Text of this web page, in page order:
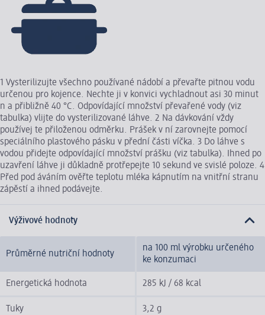
1 Vysterilizujte všechno používané nádobí a převařte pitnou vodu
určenou pro kojence. Nechte ji v konvici vychladnout asi 30 minut
n a přibližně 40 °C. Odpovídající množství převařené vody (viz
tabulka) vlijte do vysterilizované láhve. 2 Na dávkování vždy
používej te přiloženou odměrku. Prášek v ní zarovnejte pomocí
speciálního plastového pásku v přední části víčka. 3 Do láhve s
vodou přidejte odpovídající množství prášku (viz tabulka). Ihned po
uzavření láhve ji důkladně protřepejte 10 sekund ve svislé poloze. 4
Před pod áváním ověřte teplotu mléka kápnutím na vnitřní stranu
zápěstí a ihned podávejte.
Výživové hodnoty
Průměrné nutriční hodnoty
na 100 ml výrobku určeného
ke konzumaci
Energetická hodnota 285 kJ / 68 kcal
Tuky 3,2 g